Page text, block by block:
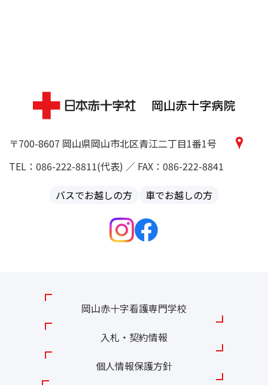
〒700-8607 岡山県岡山市北区青江二丁目1番1号
TEL：086-222-8811(代表) ／ FAX：086-222-8841
バスでお越しの方
車でお越しの方
岡山赤十字看護専門学校
入札・契約情報
個人情報保護方針